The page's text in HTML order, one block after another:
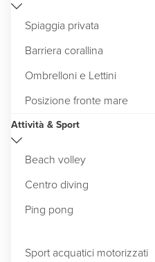
Spiaggia privata
Barriera corallina
Ombrelloni e Lettini
Posizione fronte mare
Attività & Sport
Beach volley
Centro diving
Ping pong
Sport acquatici motorizzati